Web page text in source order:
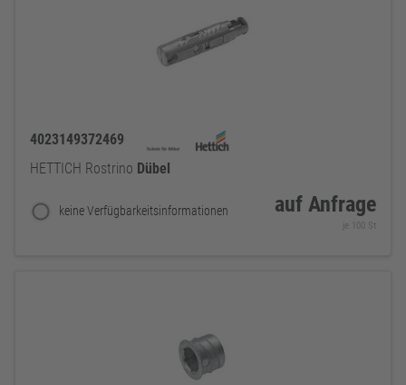
4023149372469
HETTICH Rostrino Dübel
keine Verfügbarkeitsinformationen auf Anfrage
je 100 St